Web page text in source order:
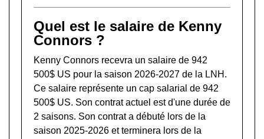
Quel est le salaire de Kenny
Connors ?
Kenny Connors recevra un salaire de 942
500$ US pour la saison 2026-2027 de la LNH.
Ce salaire représente un cap salarial de 942
500$ US. Son contrat actuel est d'une durée de
2 saisons. Son contrat a débuté lors de la
saison 2025-2026 et terminera lors de la